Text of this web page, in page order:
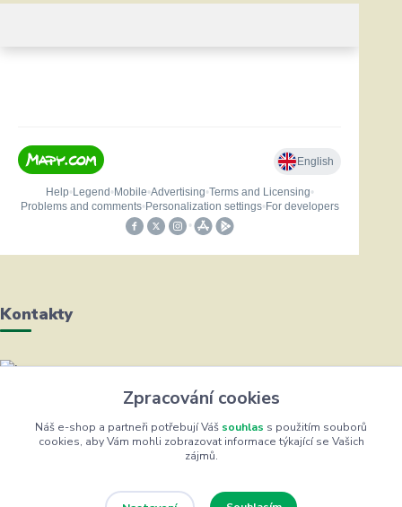
Kontakty
Helena Bayerová
+420 604 711 491
(Po-Čt, 8-16 hod.)
Zpracování cookies
Náš e-shop a partneři potřebují Váš souhlas s použitím souborů
cookies, aby Vám mohli zobrazovat informace týkající se Vašich
zájmů.